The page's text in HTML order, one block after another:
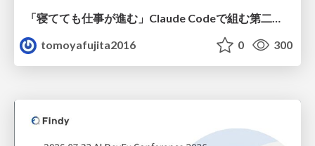
「寝てても仕事が進む」Claude Codeで組む第二の脳
tomoyafujita2016
0 300